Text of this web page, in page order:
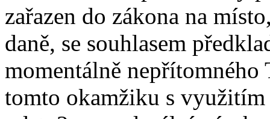
zařazen do zákona na
daně, se souhlasem
momentálně nepřítomného
tomto okamžiku s využitím